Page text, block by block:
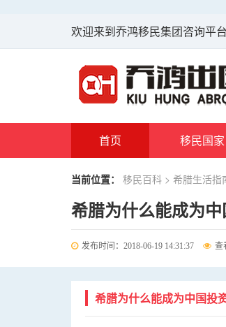
欢迎来到乔鸿移民集团咨询平台
首页 移民国家
当前位置： 移民百科 > 希腊生活指
希腊为什么能成为中
发布时间：2018-06-19 14:31:37 查
希腊为什么能成为中国投